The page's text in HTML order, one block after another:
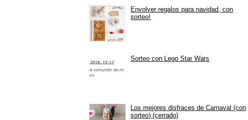
Envolver regalos para navidad, con
sorteo!
Sorteo con Lego Star Wars
Los mejores disfraces de Carnaval (con
sorteo) (cerrado)